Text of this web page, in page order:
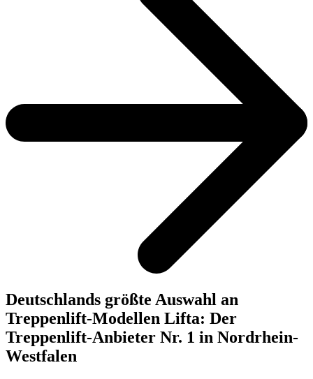
Deutschlands größte Auswahl an
Treppenlift-Modellen Lifta: Der
Treppenlift-Anbieter Nr. 1 in Nordrhein-
Westfalen